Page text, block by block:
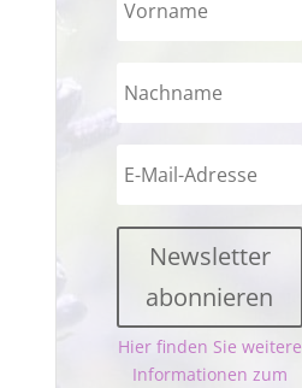
Newsletter
abonnieren
Hier finden Sie weitere
Informationen zum